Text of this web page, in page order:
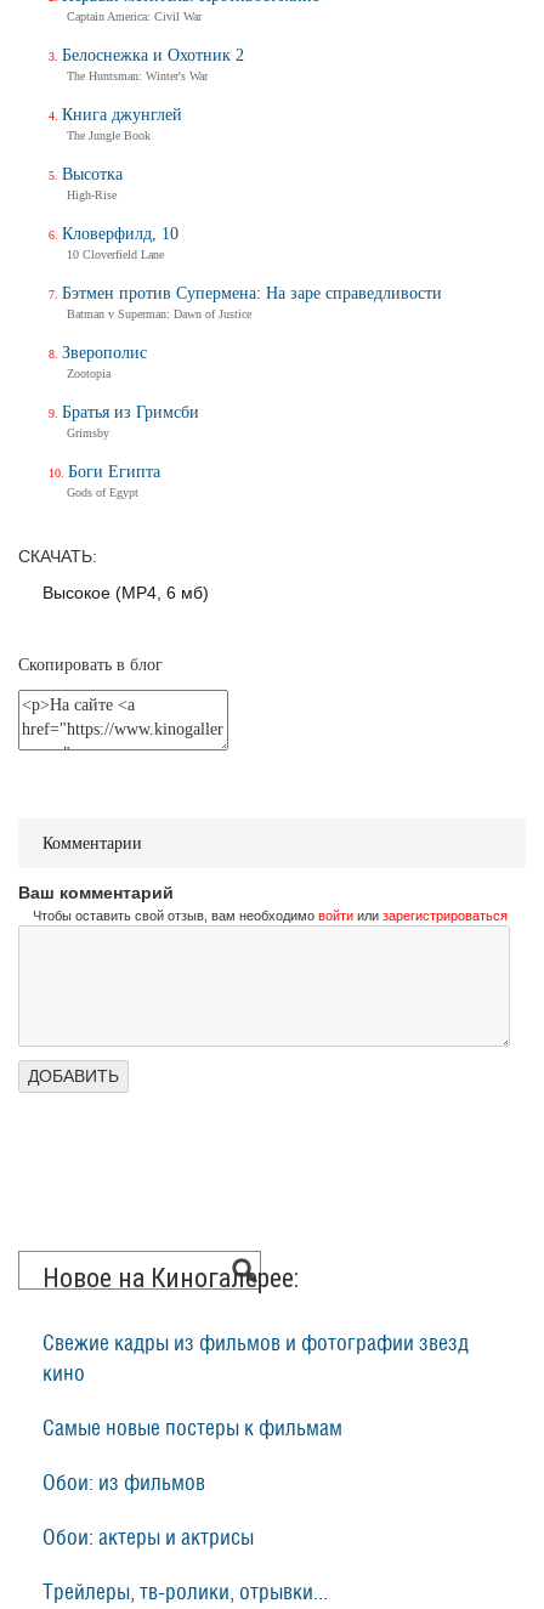
Тизер-трейлер
Не стучи дважды
Трейлер (на русском)
СКАЧАТЬ:
Высокое (MP4, 6 мб)
Скопировать в блог
Комментарии
Ваш комментарий
Чтобы оставить свой отзыв, вам необходимо войти или зарегистрироваться
Новое на Киногалерее:
Свежие кадры из фильмов и фотографии звезд
кино
Самые новые постеры к фильмам
Обои: из фильмов
Обои: актеры и актрисы
Трейлеры, тв-ролики, отрывки...
Captain America: Civil War
Белоснежка и Охотник 2
The Huntsman: Winter's War
Книга джунглей
The Jungle Book
Высотка
High-Rise
Кловерфилд, 10
10 Cloverfield Lane
Бэтмен против Супермена: На заре справедливости
Batman v Superman: Dawn of Justice
Зверополис
Zootopia
Братья из Гримсби
Grimsby
Боги Египта
Gods of Egypt